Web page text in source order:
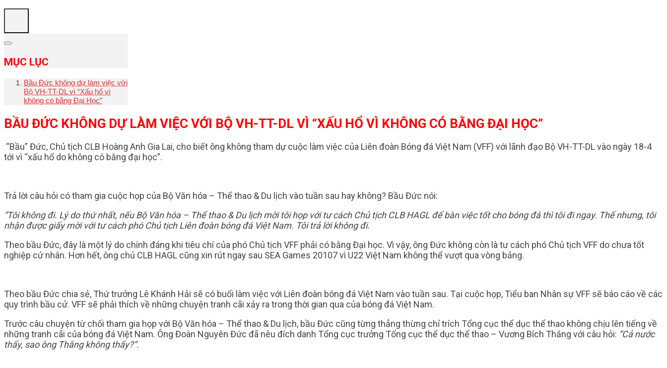
MỤC LỤC
Bầu Đức không dự làm việc với
Bộ VH-TT-DL vì “Xấu hổ vì
không có bằng Đại Học”
BẦU ĐỨC KHÔNG DỰ LÀM VIỆC VỚI BỘ VH-TT-DL VÌ “XẤU HỔ VÌ KHÔNG CÓ BẰNG ĐẠI HỌC”
“Bầu” Đức, Chủ tịch CLB Hoàng Anh Gia Lai, cho biết ông không tham dự cuộc làm việc của Liên đoàn Bóng đá Việt Nam (VFF) với lãnh đạo Bộ VH-TT-DL vào ngày 18-4
tới vì “xấu hổ do không có bằng đại học”.
Trả lời câu hỏi có tham gia cuộc họp của Bộ Văn hóa – Thể thao & Du lịch vào tuần sau hay không? Bầu Đức nói:
“Tôi không đi. Lý do thứ nhất, nếu Bộ Văn hóa – Thể thao & Du lịch mời tôi họp với tư cách Chủ tịch CLB HAGL để bàn việc tốt cho bóng đá thì tôi đi ngay. Thế nhưng, tôi
nhận được giấy mời với tư cách phó Chủ tịch Liên đoàn bóng đá Việt Nam. Tôi trả lời không đi.
Theo bầu Đức, đây là một lý do chính đáng khi tiêu chí của phó Chủ tịch VFF phải có bằng Đại học. Vì vậy, ông Đức không còn là tư cách phó Chủ tịch VFF do chưa tốt
nghiệp cử nhân. Hơn hết, ông chủ CLB HAGL cũng xin rút ngay sau SEA Games 20107 vì U22 Việt Nam không thể vượt qua vòng bảng.
Theo bầu Đức chia sẻ, Thứ trưởng Lê Khánh Hải sẽ có buổi làm việc với Liên đoàn bóng đá Việt Nam vào tuần sau. Tại cuộc họp, Tiểu ban Nhân sự VFF sẽ báo cáo về các
quy trình bầu cử. VFF sẽ phải thích về những chuyện tranh cãi xảy ra trong thời gian qua của bóng đá Việt Nam.
Trước câu chuyện từ chối tham gia họp với Bộ Văn hóa – Thể thao & Du lịch, bầu Đức cũng từng thẳng thừng chỉ trích Tổng cục thể dục thể thao không chịu lên tiếng về
những tranh cãi của bóng đá Việt Nam. Ông Đoàn Nguyên Đức đã nêu đích danh Tổng cục trưởng Tổng cục thể dục thể thao – Vương Bích Thắng với câu hỏi: “Cả nước
thấy, sao ông Thắng không thấy?”.